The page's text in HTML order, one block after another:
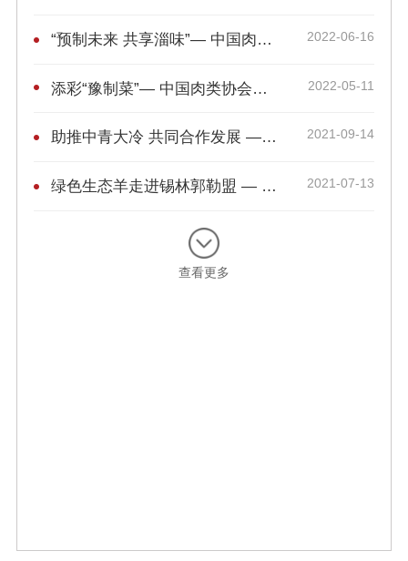
“预制未来 共享淄味”— 中国肉类协会授予淄博“中国北方预制食品产业基地”荣誉称号 2022-06-16
添彩“豫制菜”— 中国肉类协会授予原阳“中国预制菜（肉类）产业基地”荣誉称号 2022-05-11
助推中青大冷 共同合作发展 — 中国肉类协会&中青大冷合作签署仪式 2021-09-14
绿色生态羊走进锡林郭勒盟 — 中国肉类协会授予锡林郭勒盟“中国生态羊都”荣誉称号 2021-07-13
查看更多